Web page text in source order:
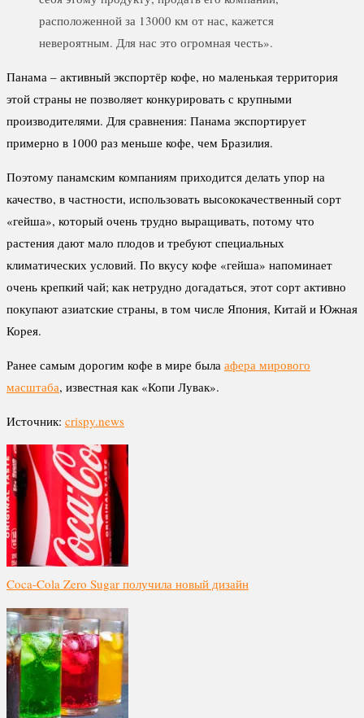
расположенной за 13000 км от нас, кажется
невероятным. Для нас это огромная честь».
Панама – активный экспортёр кофе, но маленькая территория
этой страны не позволяет конкурировать с крупными
производителями. Для сравнения: Панама экспортирует
примерно в 1000 раз меньше кофе, чем Бразилия.
Поэтому панамским компаниям приходится делать упор на
качество, в частности, использовать высококачественный сорт
«гейша», который очень трудно выращивать, потому что
растения дают мало плодов и требуют специальных
климатических условий. По вкусу кофе «гейша» напоминает
очень крепкий чай; как нетрудно догадаться, этот сорт активно
покупают азиатские страны, в том числе Япония, Китай и Южная
Корея.
Ранее самым дорогим кофе в мире была афера мирового
масштаба, известная как «Копи Лувак».
Источник: crispy.news
Coca-Cola Zero Sugar получила новый дизайн